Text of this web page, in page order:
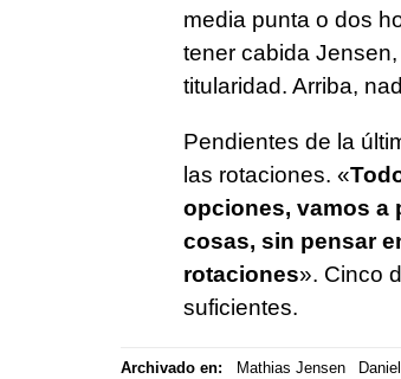
media punta o dos
tener cabida
titularidad. Arriba,
Pendientes de la
las rotaciones. «
opciones, vamos a
cosas, sin pensar
rotaciones». Cinco
suficientes.
Archivado en: Mathias Jensen